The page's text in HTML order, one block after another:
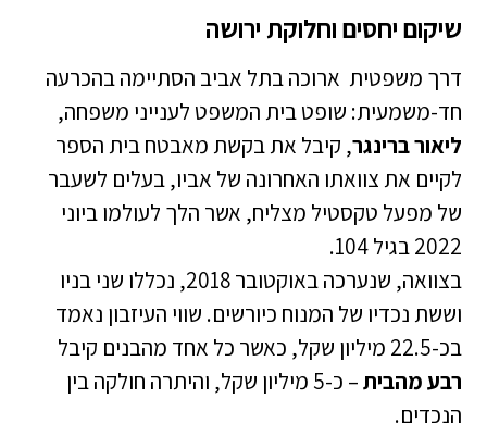
שיקום יחסים וחלוקת ירושה
דרך משפטית ארוכה בתל אביב הסתיימה בהכרעה
חד-משמעית: שופט בית המשפט לענייני משפחה,
ליאור ברינגר, קיבל את בקשת מאבטח בית הספר
לקיים את צוואתו האחרונה של אביו, בעלים לשעבר
של מפעל טקסטיל מצליח, אשר הלך לעולמו ביוני
2022 בגיל 104.
בצוואה, שנערכה באוקטובר 2018, נכללו שני בניו
וששת נכדיו של המנוח כיורשים. שווי העיזבון נאמד
בכ-22.5 מיליון שקל, כאשר כל אחד מהבנים קיבל
רבע מהבית
– כ-5 מיליון שקל, והיתרה חולקה בין
הנכדים.